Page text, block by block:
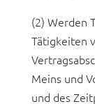
(2) Werden
Tätigkeiten
Meins und
und des